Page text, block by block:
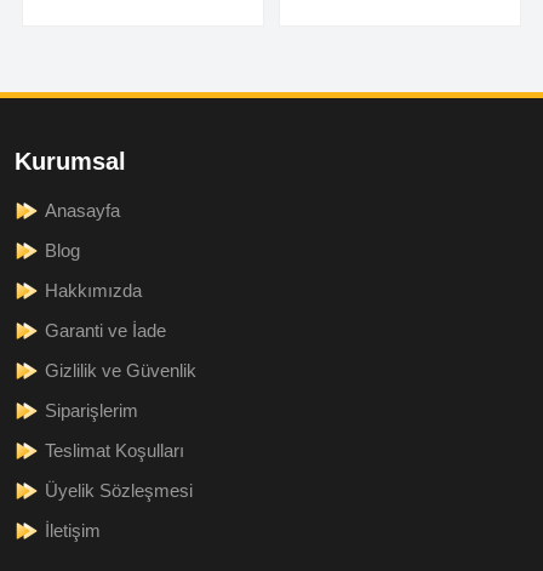
Kurumsal
Anasayfa
Blog
Hakkımızda
Garanti ve İade
Gizlilik ve Güvenlik
Siparişlerim
Teslimat Koşulları
Üyelik Sözleşmesi
İletişim